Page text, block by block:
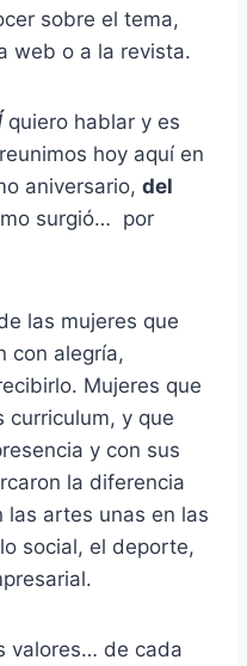
sobre el tema,
web o a la revista.
quiero hablar y es
hoy aquí en
aniversario, del
surgió… por
las mujeres que
con alegría,
Mujeres que
curriculum, y que
y con sus
la diferencia
artes unas en las
social, el deporte,
valores… de cada